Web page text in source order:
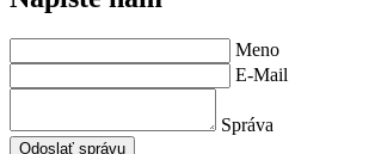
Meno
E-Mail
Správa
Odoslať správu